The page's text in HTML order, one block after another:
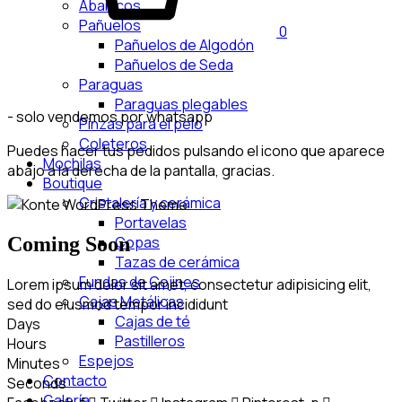
Abanicos
Pañuelos
Pañuelos de Algodón
Pañuelos de Seda
Paraguas
Paraguas plegables
Pinzas para el pelo
Coleteros
Mochilas
Boutique
Cristalería y cerámica
Portavelas
Copas
Tazas de cerámica
Fundas de Cojines
Cajas Metálicas
Cajas de té
Pastilleros
Espejos
Contacto
0
- solo vendemos por whatsapp
Puedes hacer tus pedidos pulsando el icono que aparece
abajo a la derecha de la pantalla, gracias.
Coming Soon
Lorem ipsum dolor sit amet, consectetur adipisicing elit,
sed do eiusmod tempor incididunt
Days
Hours
Minutes
Seconds